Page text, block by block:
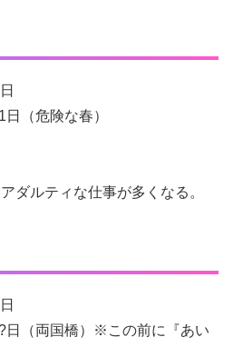
（危険な春）
ダルティな仕事が多くなる。
日（両国橋）※この前に『あい